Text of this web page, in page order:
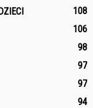
108
106
98
97
97
94